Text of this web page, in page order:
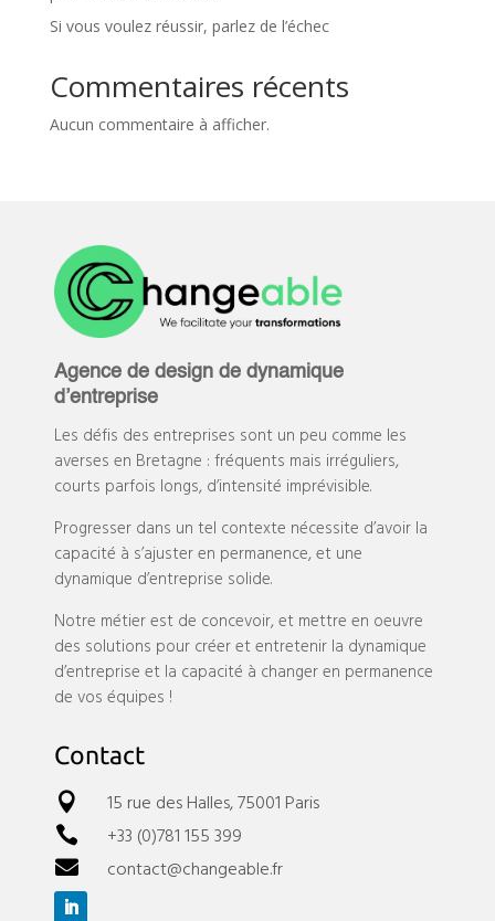
Si vous voulez réussir, parlez de l’échec
Commentaires récents
Aucun commentaire à afficher.
Agence de design de dynamique
d’entreprise
Les défis des entreprises sont un peu comme les
averses en Bretagne : fréquents mais irréguliers,
courts parfois longs, d’intensité imprévisible.
Progresser dans un tel contexte nécessite d’avoir la
capacité à s’ajuster en permanence, et une
dynamique d’entreprise solide.
Notre métier est de concevoir, et mettre en oeuvre
des solutions pour créer et entretenir la dynamique
d’entreprise et la capacité à changer en permanence
de vos équipes !
Contact
 15 rue des Halles, 75001 Paris
 +33 (0)781 155 399
 contact@changeable.fr